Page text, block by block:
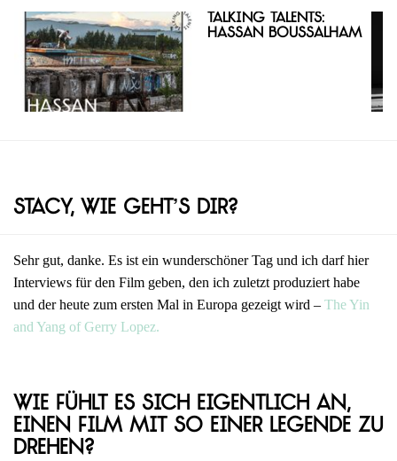
Talking Talents:
Hassan Boussalham
Stacy, wie geht’s dir?
Sehr gut, danke. Es ist ein wunderschöner Tag und ich darf hier
Interviews für den Film geben, den ich zuletzt produziert habe
und der heute zum ersten Mal in Europa gezeigt wird – The Yin
and Yang of Gerry Lopez.
Wie fühlt es sich eigentlich an,
einen Film mit so einer Legende zu
drehen?